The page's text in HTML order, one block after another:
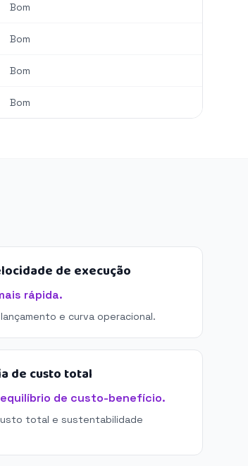
Bom
Bom
Bom
Bom
de execução
rápida.
e curva operacional.
de custo total
de custo-benefício.
total e sustentabilidade